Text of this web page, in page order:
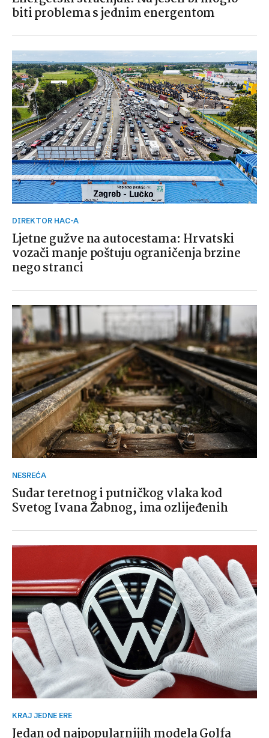
biti problema s jednim energentom
DIREKTOR HAC-A
Ljetne gužve na autocestama: Hrvatski
vozači manje poštuju ograničenja brzine
nego stranci
NESREĆA
Sudar teretnog i putničkog vlaka kod
Svetog Ivana Žabnog, ima ozlijeđenih
KRAJ JEDNE ERE
Jedan od najpopularnijih modela Golfa